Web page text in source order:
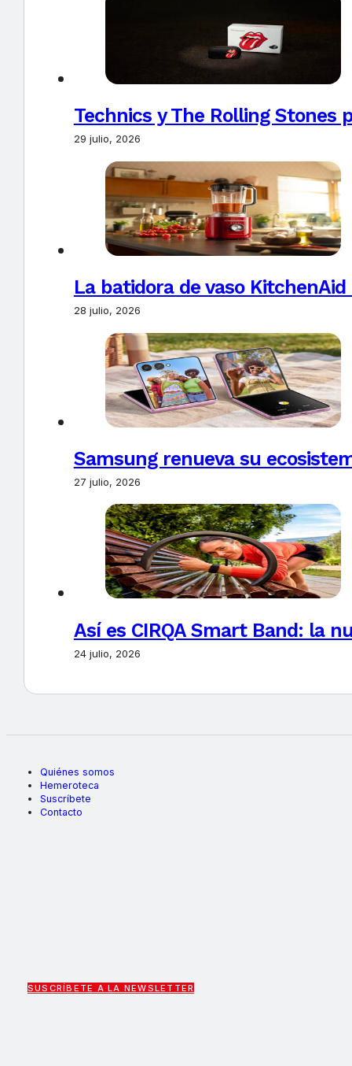
Technics y The Rolling Stones
29 julio, 2026
La batidora de vaso
28 julio, 2026
Samsung renueva su
27 julio, 2026
Así es CIRQA Smart Band: la
24 julio, 2026
Quiénes somos
Hemeroteca
Suscríbete
Contacto
SUSCRÍBETE A LA NEWSLETTER